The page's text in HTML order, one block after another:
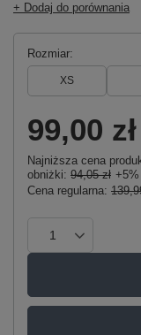
+ Dodaj do porównania
Rozmiar
XS
99,00 zł
Najniższa cena
obniżki: 94,05 zł +5%
Cena regularna: